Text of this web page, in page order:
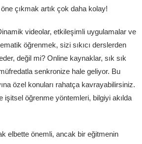
çıkmak artık çok daha kolay!
videolar, etkileşimli uygulamalar ve
öğrenmek, sizi sıkıcı derslerden
değil mi? Online kaynaklar, sık sık
senkronize hale geliyor. Bu
özel konuları rahatça kavrayabilirsiniz.
işitsel öğrenme yöntemleri, bilgiyi akılda
elbette önemli, ancak bir eğitmenin